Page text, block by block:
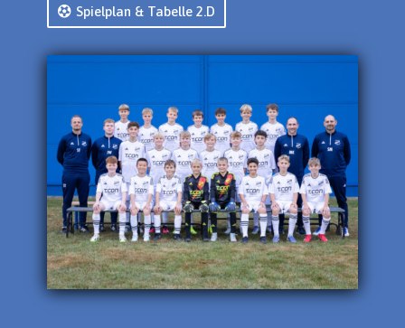
Spielplan & Tabelle 2.D